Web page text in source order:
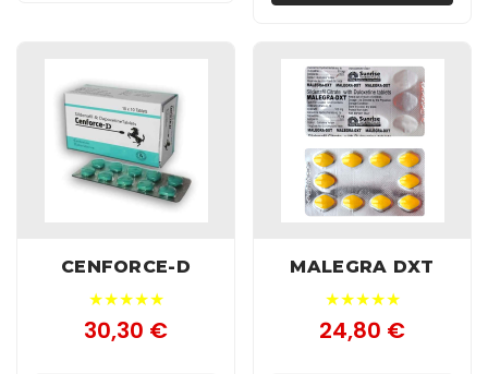
CENFORCE-D
★★★★★
30,30 €
MALEGRA DXT
★★★★★
24,80 €